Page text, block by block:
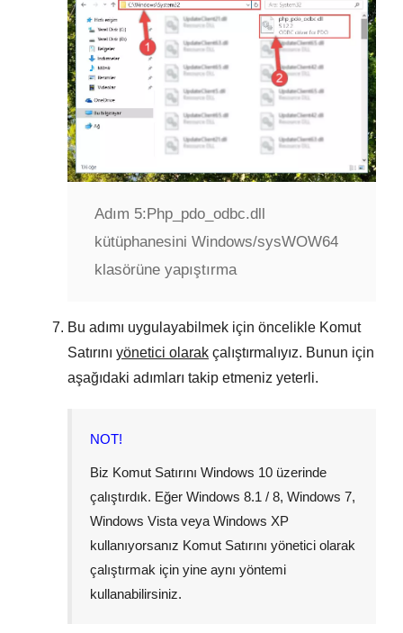
Adım 5:Php_pdo_odbc.dll
kütüphanesini Windows/sysWOW64
klasörüne yapıştırma
Bu adımı uygulayabilmek için öncelikle Komut
Satırını yönetici olarak çalıştırmalıyız. Bunun için
aşağıdaki adımları takip etmeniz yeterli.
NOT!
Biz Komut Satırını Windows 10 üzerinde
çalıştırdık. Eğer Windows 8.1 / 8, Windows 7,
Windows Vista veya Windows XP
kullanıyorsanız Komut Satırını yönetici olarak
çalıştırmak için yine aynı yöntemi
kullanabilirsiniz.